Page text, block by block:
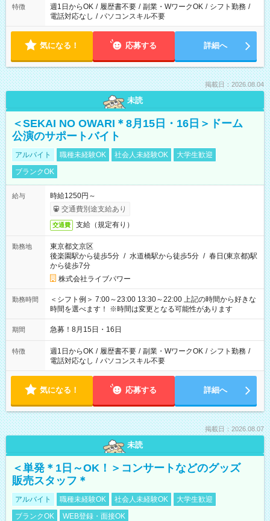
特徴 週1日からOK / 履歴書不要 / 副業・WワークOK / シフト勤務 /
電話対応なし / パソコンスキル不要
気になる！ 応募する 詳細へ
掲載日：2026.08.04
未読
＜SEKAI NO OWARI＊8月15日・16日＞ドーム
公演のサポートバイト
アルバイト 職種未経験OK 社会人未経験OK
大学生歓迎
ブランクOK
給与
時給1250円～
交通費別途支給あり
交通費 支給（規定有り）
勤務地
東京都文京区
後楽園駅から徒歩5分 / 水道橋駅から徒歩5分 / 春日(東京都)駅
から徒歩7分
株式会社ライブパワー
勤務時間
＜シフト例＞ 7:00～23:00 13:30～22:00 上記の時間から好きな
時間を選べます！ ※時間は変更となる可能性があります
期間 急募！8月15日・16日
特徴 週1日からOK / 履歴書不要 / 副業・WワークOK / シフト勤務 /
電話対応なし / パソコンスキル不要
気になる！ 応募する 詳細へ
掲載日：2026.08.07
未読
＜単発＊1日～OK！＞コンサートなどのグッズ
販売スタッフ＊
アルバイト 職種未経験OK 社会人未経験OK
大学生歓迎
ブランクOK
WEB登録・面接OK